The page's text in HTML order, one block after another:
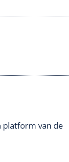
platform van de